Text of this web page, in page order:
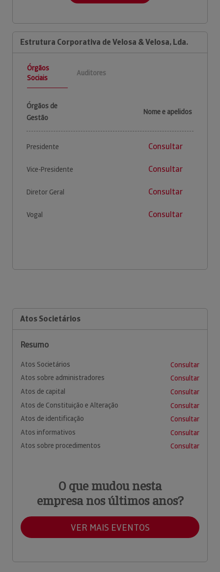
Estrutura Corporativa de Velosa & Velosa, Lda.
Órgãos
Sociais
Auditores
Órgãos de
Gestão
Nome e apelidos
Presidente Consultar
Vice-Presidente Consultar
Diretor Geral Consultar
Vogal Consultar
Atos Societários
Resumo
Atos Societários
Consultar
Atos sobre administradores
Consultar
Atos de capital
Consultar
Atos de Constituição e Alteração
Consultar
Atos de identificação
Consultar
Atos informativos
Consultar
Atos sobre procedimentos
Consultar
O que mudou nesta
empresa nos últimos anos?
VER MAIS EVENTOS